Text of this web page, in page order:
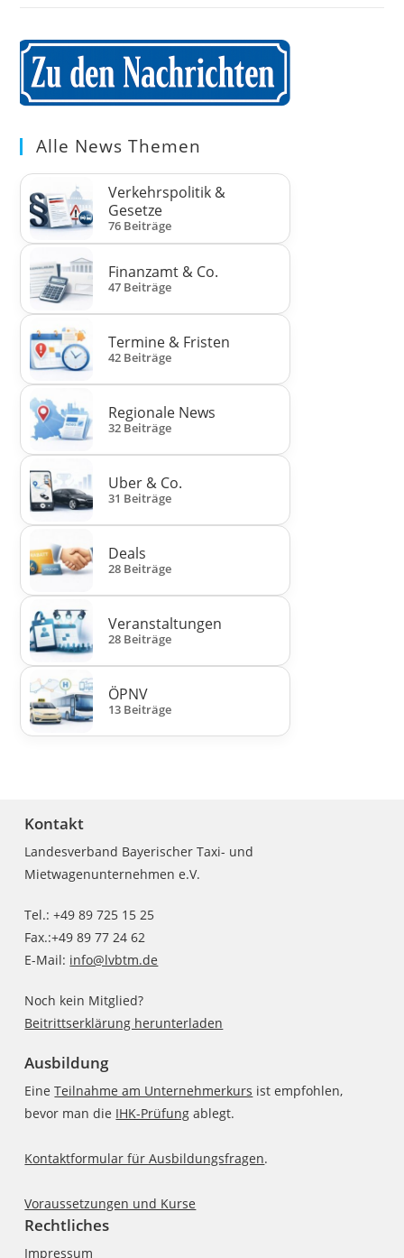
Alle News Themen
Verkehrspolitik &
Gesetze
76 Beiträge
Finanzamt & Co.
47 Beiträge
Termine & Fristen
42 Beiträge
Regionale News
32 Beiträge
Uber & Co.
31 Beiträge
Deals
28 Beiträge
Veranstaltungen
28 Beiträge
ÖPNV
13 Beiträge
Kontakt
Landesverband Bayerischer Taxi- und
Mietwagenunternehmen e.V.
Tel.: +49 89 725 15 25
Fax.:+49 89 77 24 62
E-Mail: info@lvbtm.de
Noch kein Mitglied?
Beitrittserklärung herunterladen
Ausbildung
EineTeilnahme am Unternehmerkurs ist empfohlen,
bevor man die IHK-Prüfung ablegt.
Kontaktformular für Ausbildungsfragen.
Voraussetzungen und Kurse
Rechtliches
Impressum